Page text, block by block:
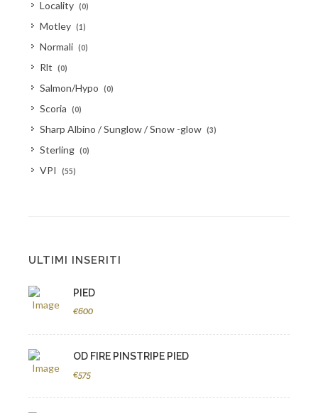
Locality (0)
Motley (1)
Normali (0)
Rlt (0)
Salmon/Hypo (0)
Scoria (0)
Sharp Albino / Sunglow / Snow -glow (3)
Sterling (0)
VPI (55)
ULTIMI INSERITI
PIED
€600
OD FIRE PINSTRIPE PIED
€575